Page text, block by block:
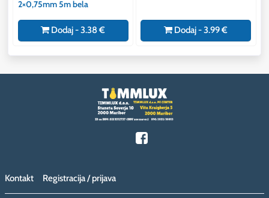
2×0,75mm 5m bela
Dodaj - 3.38 € Dodaj - 3.99 €
Kontakt Registracija / prijava